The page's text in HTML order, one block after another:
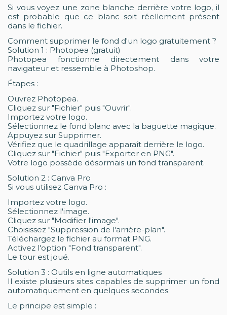
Si vous voyez une zone blanche derrière votre logo, il
est probable que ce blanc soit réellement présent
dans le fichier.
Comment supprimer le fond d'un logo gratuitement ?
Solution 1 : Photopea (gratuit)
Photopea fonctionne directement dans votre
navigateur et ressemble à Photoshop.
Étapes :
Ouvrez Photopea.
Cliquez sur "Fichier" puis "Ouvrir".
Importez votre logo.
Sélectionnez le fond blanc avec la baguette magique.
Appuyez sur Supprimer.
Vérifiez que le quadrillage apparaît derrière le logo.
Cliquez sur "Fichier" puis "Exporter en PNG".
Votre logo possède désormais un fond transparent.
Solution 2 : Canva Pro
Si vous utilisez Canva Pro :
Importez votre logo.
Sélectionnez l'image.
Cliquez sur "Modifier l'image".
Choisissez "Suppression de l'arrière-plan".
Téléchargez le fichier au format PNG.
Activez l'option "Fond transparent".
Le tour est joué.
Solution 3 : Outils en ligne automatiques
Il existe plusieurs sites capables de supprimer un fond
automatiquement en quelques secondes.
Le principe est simple :